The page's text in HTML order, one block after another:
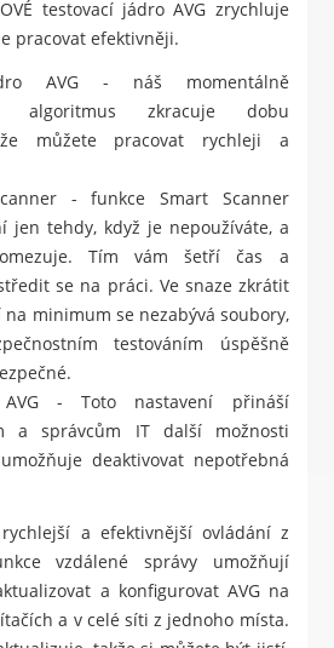
testovací jádro AVG zrychluje
pracovat efektivněji.
AVG - náš momentálně
algoritmus zkracuje dobu
můžete pracovat rychleji a
- funkce Smart Scanner
jen tehdy, když je nepoužíváte, a
Tím vám šetří čas a
se na práci. Ve snaze zkrátit
minimum se nezabývá soubory,
testováním úspěšně
- Toto nastavení přináší
a správcům IT další možnosti
deaktivovat nepotřebná
a efektivnější ovládání z
vzdálené správy umožňují
a konfigurovat AVG na
a v celé síti z jednoho místa.